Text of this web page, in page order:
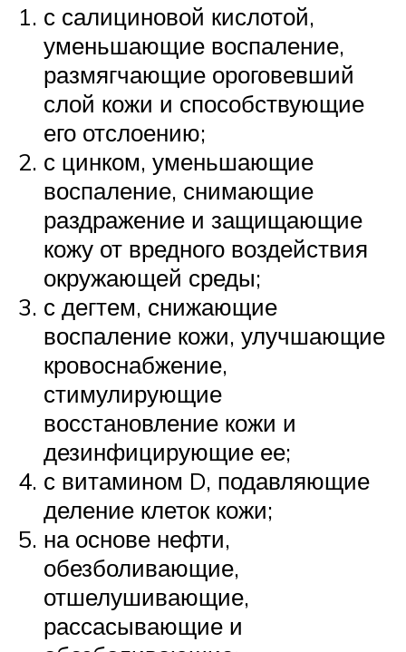
с салициновой кислотой,
уменьшающие воспаление,
размягчающие ороговевший
слой кожи и способствующие
его отслоению;
с цинком, уменьшающие
воспаление, снимающие
раздражение и защищающие
кожу от вредного воздействия
окружающей среды;
с дегтем, снижающие
воспаление кожи, улучшающие
кровоснабжение,
стимулирующие
восстановление кожи и
дезинфицирующие ее;
с витамином D, подавляющие
деление клеток кожи;
на основе нефти,
обезболивающие,
отшелушивающие,
рассасывающие и